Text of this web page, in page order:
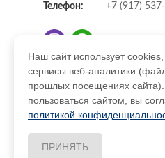
Телефон: +7 (917)
E-mail:
Наш сайт использует
сервисы веб-аналитики
прошлых посещениях
пользоваться сайтом, вы
политикой
ПРИНЯТЬ